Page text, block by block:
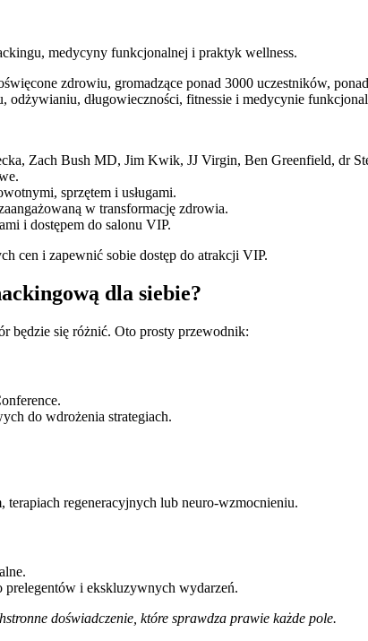
medycyny funkcjonalnej i praktyk wellness.
zdrowiu, gromadzące ponad 3000 uczestników,
odżywianiu, długowieczności, fitnessie i medycynie
Zach Bush MD, Jim Kwik, JJ Virgin, Ben Greenfield, dr
sprzętem i usługami.
w transformację zdrowia.
i dostępem do salonu VIP.
cen i zapewnić sobie dostęp do atrakcji VIP.
dla siebie?
będzie się różnić. Oto prosty przewodnik:
do wdrożenia strategiach.
regeneracyjnych lub neuro-wzmocnieniu.
i ekskluzywnych wydarzeń.
doświadczenie, które sprawdza prawie każde pole.